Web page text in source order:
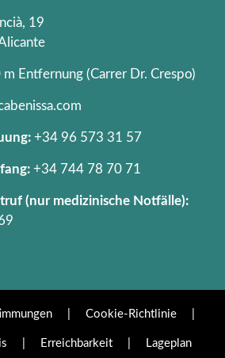
19
Entfernung (Carrer Dr. Crespo)
+34 96 573 31 57
+34 744 78 70 71
(nur medizinische Notfälle):
Cookie-Richtlinie
Erreichbarkeit Lageplan